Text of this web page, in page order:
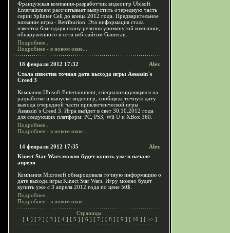
Французская компания-разработчик видеоигр Ubisoft
Entertainment рассчитывает выпустить очередную часть
серии Splinter Cell до конца 2012 года. Предварительное
название игры - Retriburion. Эта информация стала
известна благодаря плану релизов упомянутой компании,
обнаруженного в сети веб-сайтом Gameran.
Подробнее...
Подробнее - в новом окне...
18 февраля 2012 17:32
Alex
Стала известна точная дата выхода игры Assassin`s
Creed 3
Компания Ubisoft Entertainment, специализирующаяся на
разработке и выпуске видеоигр, сообщила точную дату
выхода очередной части приключенческой игры
Assassin`s Creed 3. Игра выйдет в свет 30.10.2012 года
для следующих платформ: PC, PS3, Wii U и XBox 360.
Подробнее...
Подробнее - в новом окне...
14 февраля 2012 17:35
Alex
Kinect Star Wars можно будет купить уже в начале
апреля
Компания Microsoft обнародовала точную информацию о
дате выхода игры Kinect Star Wars. Игру можно будет
купить уже с 3 апреля 2012 года по цене 50$.
Подробнее...
Подробнее - в новом окне...
Страницы:
[ 1 ] [ 2 ] [ 3 ] [ 4 ] [ 5 ] [ 6 ] [ 7 ] [ 8 ] [ 9 ] [ 10 ] [ >> ]